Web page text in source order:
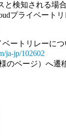
と検知される場
プライベート
ベートリレーにつ
ja-jp/102602
のページ）へ遷